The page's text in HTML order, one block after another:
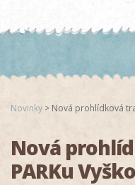
Novinky > Nová prohlídková
Nová
PARKu